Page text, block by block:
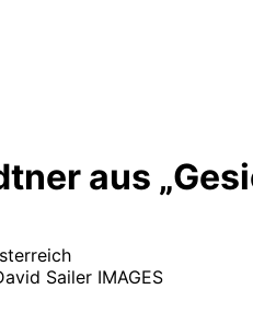
aus
Sailer IMAGES